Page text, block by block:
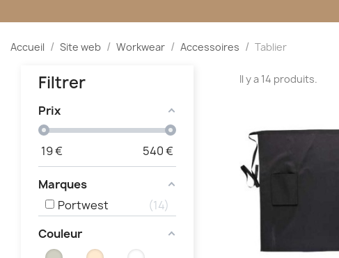
Accueil Site web Workwear Accessoires Tablier
Filtrer
Prix
19€ 540€
Marques
Portwest
14
Couleur
Il y a 14 produits.